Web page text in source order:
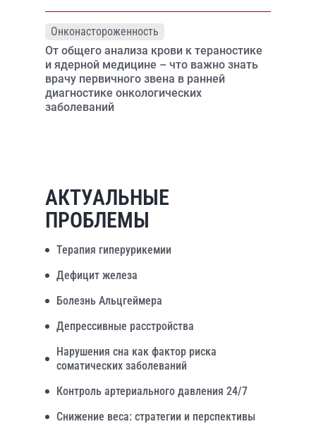
Онконастороженность
От общего анализа крови к тераностике
и ядерной медицине – что важно знать
врачу первичного звена в ранней
диагностике онкологических
заболеваний
АКТУАЛЬНЫЕ
ПРОБЛЕМЫ
Терапия гиперурикемии
Дефицит железа
Болезнь Альцгеймера
Депрессивные расстройства
Нарушения сна как фактор риска
соматических заболеваний
Контроль артериального давления 24/7
Снижение веса: стратегии и перспективы